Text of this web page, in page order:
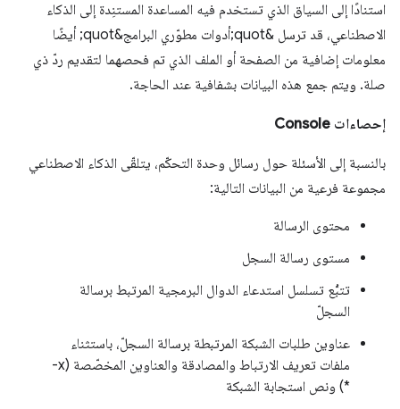
استنادًا إلى السياق الذي تستخدم فيه المساعدة المستنِدة إلى الذكاء
الاصطناعي، قد ترسل &quot;أدوات مطوّري البرامج&quot; أيضًا
معلومات إضافية من الصفحة أو الملف الذي تم فحصهما لتقديم ردّ ذي
صلة. ويتم جمع هذه البيانات بشفافية عند الحاجة.
إحصاءات Console
بالنسبة إلى الأسئلة حول رسائل وحدة التحكّم، يتلقّى الذكاء الاصطناعي
مجموعة فرعية من البيانات التالية:
محتوى الرسالة
مستوى رسالة السجل
تتبُّع تسلسل استدعاء الدوال البرمجية المرتبط برسالة
السجلّ
عناوين طلبات الشبكة المرتبطة برسالة السجلّ، باستثناء
ملفات تعريف الارتباط والمصادقة والعناوين المخصّصة (x-
*) ونص استجابة الشبكة